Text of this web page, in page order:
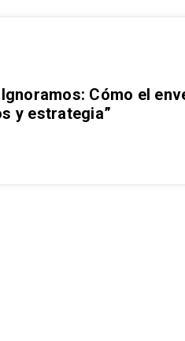
Cómo el
y estrategia”